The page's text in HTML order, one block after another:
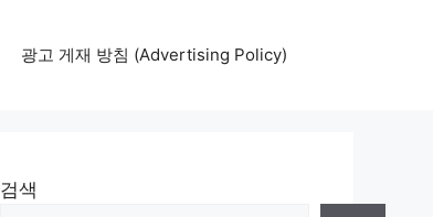
광고 게재 방침 (Advertising Policy)
검색